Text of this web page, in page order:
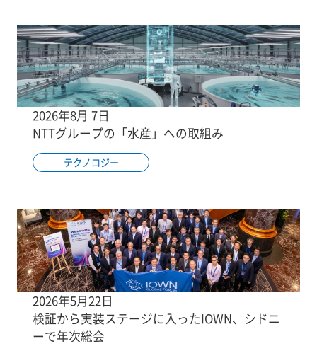
2026年8月 7日
NTTグループの「水産」への取組み
テクノロジー
2026年5月22日
検証から実装ステージに入ったIOWN、シドニ
ーで年次総会